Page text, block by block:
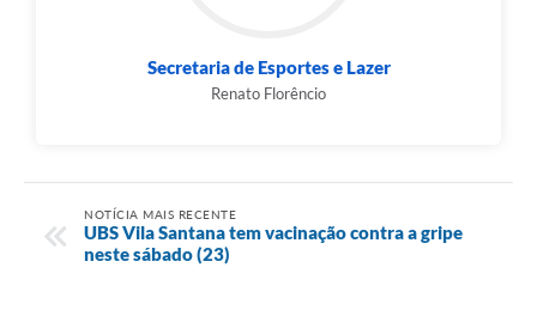
Secretaria de Esportes e Lazer
Renato Florêncio
NOTÍCIA MAIS RECENTE
UBS Vila Santana tem vacinação contra a gripe
neste sábado (23)